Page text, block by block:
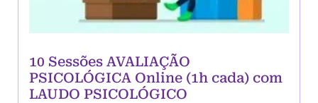
10 Sessões AVALIAÇÃO
PSICOLÓGICA Online (1h cada) com
LAUDO PSICOLÓGICO